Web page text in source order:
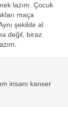
lazım. Çocuk
maça
şekilde al
değil, biraz
insanı kanser